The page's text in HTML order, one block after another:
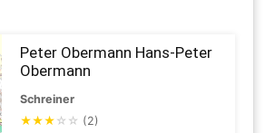
Peter Obermann Hans-Peter
Obermann
Schreiner
★★★ ☆ ☆ (2)